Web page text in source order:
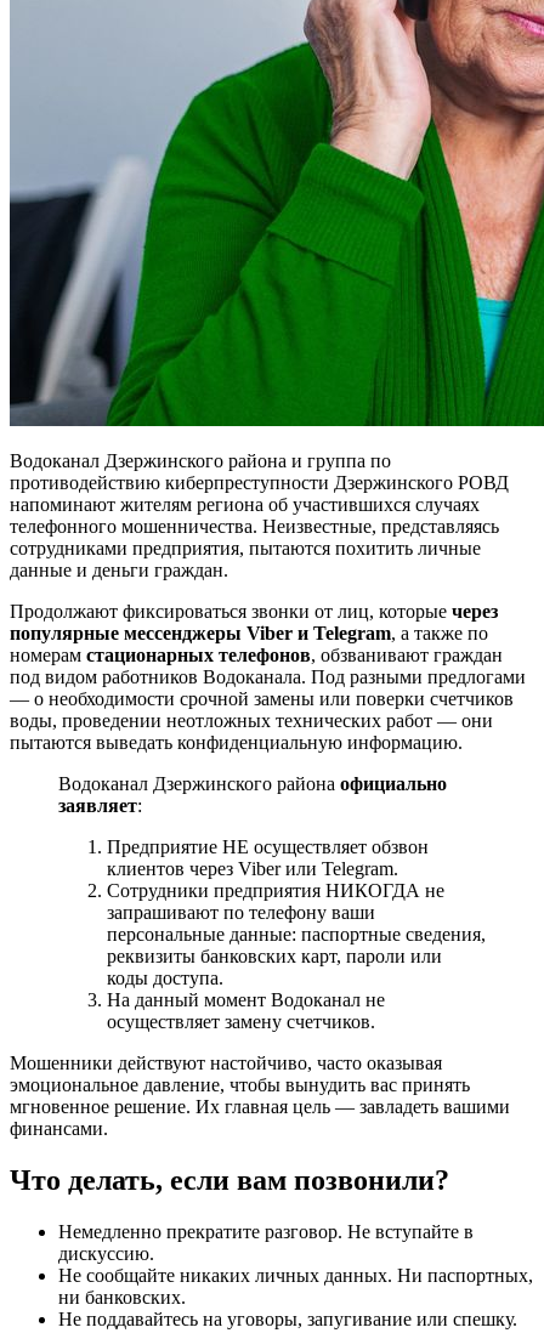
Водоканал Дзержинского района и группа по
противодействию киберпреступности Дзержинского РОВД
напоминают жителям региона об участившихся случаях
телефонного мошенничества. Неизвестные, представляясь
сотрудниками предприятия, пытаются похитить личные
данные и деньги граждан.
Продолжают фиксироваться звонки от лиц, которые через
популярные мессенджеры Viber и Telegram, а также по
номерам стационарных телефонов, обзванивают граждан
под видом работников Водоканала. Под разными предлогами
— о необходимости срочной замены или поверки счетчиков
воды, проведении неотложных технических работ — они
пытаются выведать конфиденциальную информацию.
Водоканал Дзержинского района официально
заявляет:
Предприятие НЕ осуществляет обзвон
клиентов через Viber или Telegram.
Сотрудники предприятия НИКОГДА не
запрашивают по телефону ваши
персональные данные: паспортные сведения,
реквизиты банковских карт, пароли или
коды доступа.
На данный момент Водоканал не
осуществляет замену счетчиков.
Мошенники действуют настойчиво, часто оказывая
эмоциональное давление, чтобы вынудить вас принять
мгновенное решение. Их главная цель — завладеть вашими
финансами.
Что делать, если вам позвонили?
Немедленно прекратите разговор. Не вступайте в
дискуссию.
Не сообщайте никаких личных данных. Ни паспортных,
ни банковских.
Не поддавайтесь на уговоры, запугивание или спешку.